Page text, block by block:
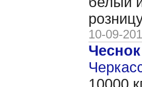
10-09-
Чеснок